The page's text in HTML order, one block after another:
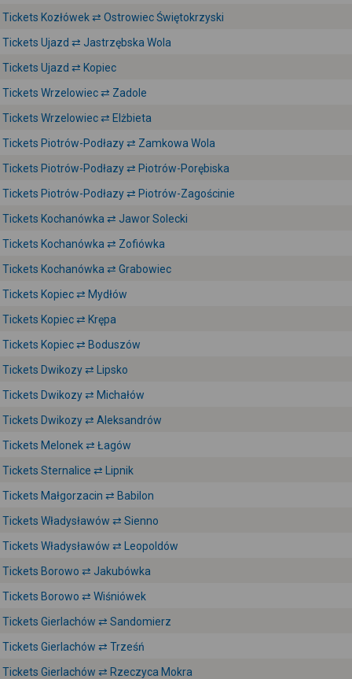
Tickets Kozłówek ⇄ Ostrowiec Świętokrzyski
Tickets Ujazd ⇄ Jastrzębska Wola
Tickets Ujazd ⇄ Kopiec
Tickets Wrzelowiec ⇄ Zadole
Tickets Wrzelowiec ⇄ Elżbieta
Tickets Piotrów-Podłazy ⇄ Zamkowa Wola
Tickets Piotrów-Podłazy ⇄ Piotrów-Porębiska
Tickets Piotrów-Podłazy ⇄ Piotrów-Zagościnie
Tickets Kochanówka ⇄ Jawor Solecki
Tickets Kochanówka ⇄ Zofiówka
Tickets Kochanówka ⇄ Grabowiec
Tickets Kopiec ⇄ Mydłów
Tickets Kopiec ⇄ Krępa
Tickets Kopiec ⇄ Boduszów
Tickets Dwikozy ⇄ Lipsko
Tickets Dwikozy ⇄ Michałów
Tickets Dwikozy ⇄ Aleksandrów
Tickets Melonek ⇄ Łagów
Tickets Sternalice ⇄ Lipnik
Tickets Małgorzacin ⇄ Babilon
Tickets Władysławów ⇄ Sienno
Tickets Władysławów ⇄ Leopoldów
Tickets Borowo ⇄ Jakubówka
Tickets Borowo ⇄ Wiśniówek
Tickets Gierlachów ⇄ Sandomierz
Tickets Gierlachów ⇄ Trześń
Tickets Gierlachów ⇄ Rzeczyca Mokra